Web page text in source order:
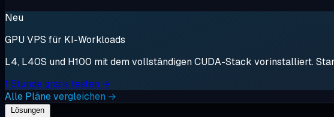
Neu
GPU VPS für KI-Workloads
L4, L40S und H100 mit dem vollständigen CUDA-Stack vorinstalliert.
1 Stunde gratis testen →
Alle Pläne vergleichen →